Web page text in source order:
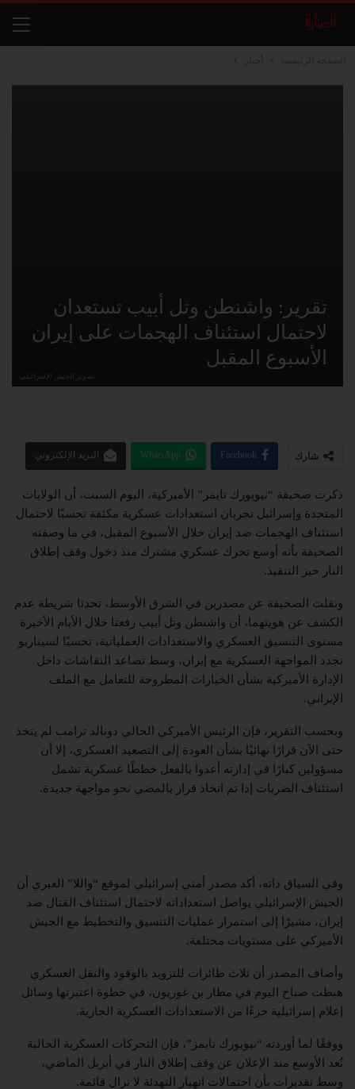
تقرير: واشنطن وتل أبيب تستعدان
لاحتمال استئناف الهجمات على إيران
الأسبوع المقبل
تصوير الجيش الاسرائيلي
شارك Facebook
WhatsApp البريد الإلكتروني
ذكرت صحيفة “نيويورك تايمز” الأميركية، اليوم السبت، أن الولايات
المتحدة وإسرائيل تجريان استعدادات عسكرية مكثفة تحسبًا لاحتمال
استئناف الهجمات ضد إيران خلال الأسبوع المقبل، في ما وصفته
الصحيفة بأنه أوسع تحرك عسكري مشترك منذ دخول وقف إطلاق
النار حيز التنفيذ.
ونقلت الصحيفة عن مصدرين في الشرق الأوسط، تحدثا شريطة عدم
الكشف عن هويتهما، أن واشنطن وتل أبيب رفعتا خلال الأيام الأخيرة
مستوى التنسيق العسكري والاستعدادات العملياتية، تحسبًا لسيناريو
تجدد المواجهة العسكرية مع إيران، وسط تصاعد النقاشات داخل
الإدارة الأميركية بشأن الخيارات المطروحة للتعامل مع الملف
الإيراني.
وبحسب التقرير، فإن الرئيس الأميركي الحالي دونالد ترامب لم يتخذ
حتى الآن قرارًا نهائيًا بشأن العودة إلى التصعيد العسكري، إلا أن
مسؤولين كبارًا في إدارته أعدوا بالفعل خططًا عسكرية تشمل
استئناف الضربات إذا تم اتخاذ قرار بالمضي نحو مواجهة جديدة.
وفي السياق ذاته، أكد مصدر أمني إسرائيلي لموقع “واللا” العبري أن
الجيش الإسرائيلي يواصل استعداداته لاحتمال استئناف القتال ضد
إيران، مشيرًا إلى استمرار عمليات التنسيق والتخطيط مع الجيش
الأميركي على مستويات مختلفة.
وأضاف المصدر أن ثلاث طائرات للتزويد بالوقود والنقل العسكري
هبطت صباح اليوم في مطار بن غوريون، في خطوة اعتبرتها وسائل
إعلام إسرائيلية جزءًا من الاستعدادات العسكرية الجارية.
ووفقًا لما أوردته “نيويورك تايمز”، فإن التحركات العسكرية الحالية
تُعد الأوسع منذ الإعلان عن وقف إطلاق النار في أبريل الماضي،
وسط تقديرات بأن احتمالات انهيار التهدئة لا تزال قائمة.